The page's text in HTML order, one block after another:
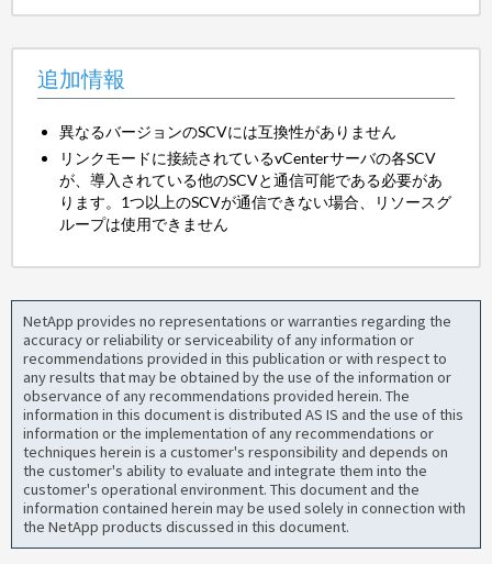
追加情報
異なるバージョンのSCVには互換性がありません
リンクモードに接続されているvCenterサーバの各SCV
が、導入されている他のSCVと通信可能である必要があ
ります。1つ以上のSCVが通信できない場合、リソースグ
ループは使用できません
NetApp provides no representations or warranties regarding the
accuracy or reliability or serviceability of any information or
recommendations provided in this publication or with respect to
any results that may be obtained by the use of the information or
observance of any recommendations provided herein. The
information in this document is distributed AS IS and the use of this
information or the implementation of any recommendations or
techniques herein is a customer's responsibility and depends on
the customer's ability to evaluate and integrate them into the
customer's operational environment. This document and the
information contained herein may be used solely in connection with
the NetApp products discussed in this document.